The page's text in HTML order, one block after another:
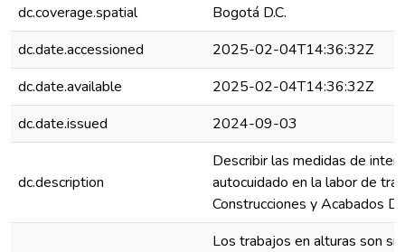
dc.coverage.spatial
Bogotá D.C.
dc.date.accessioned
2025-02-04T14:36:32Z
dc.date.available
2025-02-04T14:36:32Z
dc.date.issued
2024-09-03
dc.description
Describir las medidas de
autocuidado en la labor de
Construcciones y Acabados
Los trabajos en alturas son